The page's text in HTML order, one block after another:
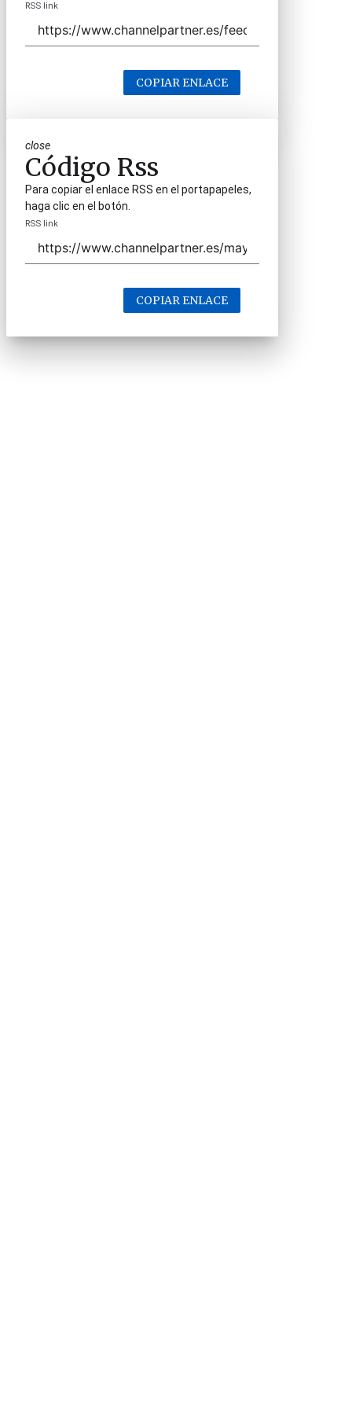
RSS link
COPIAR ENLACE
close
Código Rss
Para copiar el enlace RSS en el portapapeles,
haga clic en el botón.
RSS link
COPIAR ENLACE